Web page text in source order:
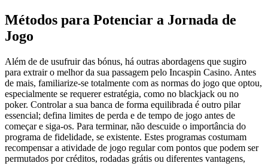
Métodos para Potenciar a Jornada de
Jogo
Além de de usufruir das bónus, há outras abordagens que sugiro
para extrair o melhor da sua passagem pelo Incaspin Casino. Antes
de mais, familiarize-se totalmente com as normas do jogo que optou,
especialmente se requerer estratégia, como no blackjack ou no
poker. Controlar a sua banca de forma equilibrada é outro pilar
essencial; defina limites de perda e de tempo de jogo antes de
começar e siga-os. Para terminar, não descuide o importância do
programa de fidelidade, se existente. Estes programas costumam
recompensar a atividade de jogo regular com pontos que podem ser
permutados por créditos, rodadas grátis ou diferentes vantagens,